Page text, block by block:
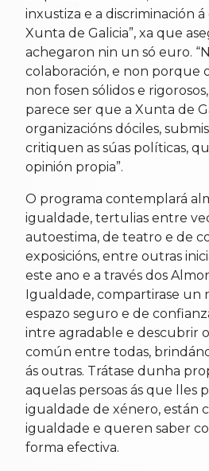
inxustiza e a discriminación
Xunta de Galicia”, xa que
achegaron nin un só euro.
colaboración, e non porque
non fosen sólidos e
parece ser que a Xunta de
organizacións dóciles,
critiquen as súas políticas,
opinión propia”.
O programa contemplará
igualdade, tertulias entre
autoestima, de teatro e de
exposicións, entre outras
este ano e a través dos
Igualdade, compartirase un
espazo seguro e de
intre agradable e descubrir
común entre todas,
ás outras. Trátase dunha
aquelas persoas ás que lles
igualdade de xénero, están
igualdade e queren saber
forma efectiva.